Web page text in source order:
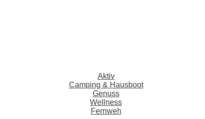
Aktiv
Camping & Hausboot
Genuss
Wellness
Fernweh